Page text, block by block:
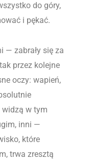
do góry,
i pękać.
— zabrały się za
przez kolejne
oczy: wapień,
widzą w tym
inni —
które
trwa zresztą